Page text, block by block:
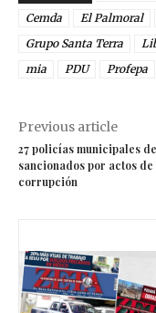
Cemda
El Palmoral
Grupo Santa Terra
mia
PDU Profepa
Previous article
27 policías municipales
sancionados por actos de
corrupción